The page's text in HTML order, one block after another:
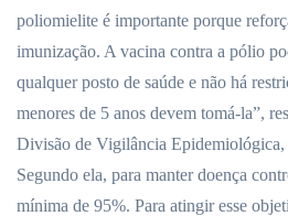
poliomielite é importante porque
imunização. A vacina contra a pólio
qualquer posto de saúde e não há
menores de 5 anos devem tomá-la”,
Divisão de Vigilância Epidemiológica,
Segundo ela, para manter doença
mínima de 95%. Para atingir esse